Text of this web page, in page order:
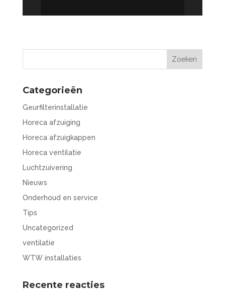
Categorieën
Geurfilterinstallatie
Horeca afzuiging
Horeca afzuigkappen
Horeca ventilatie
Luchtzuivering
Nieuws
Onderhoud en service
Tips
Uncategorized
ventilatie
WTW installaties
Recente reacties